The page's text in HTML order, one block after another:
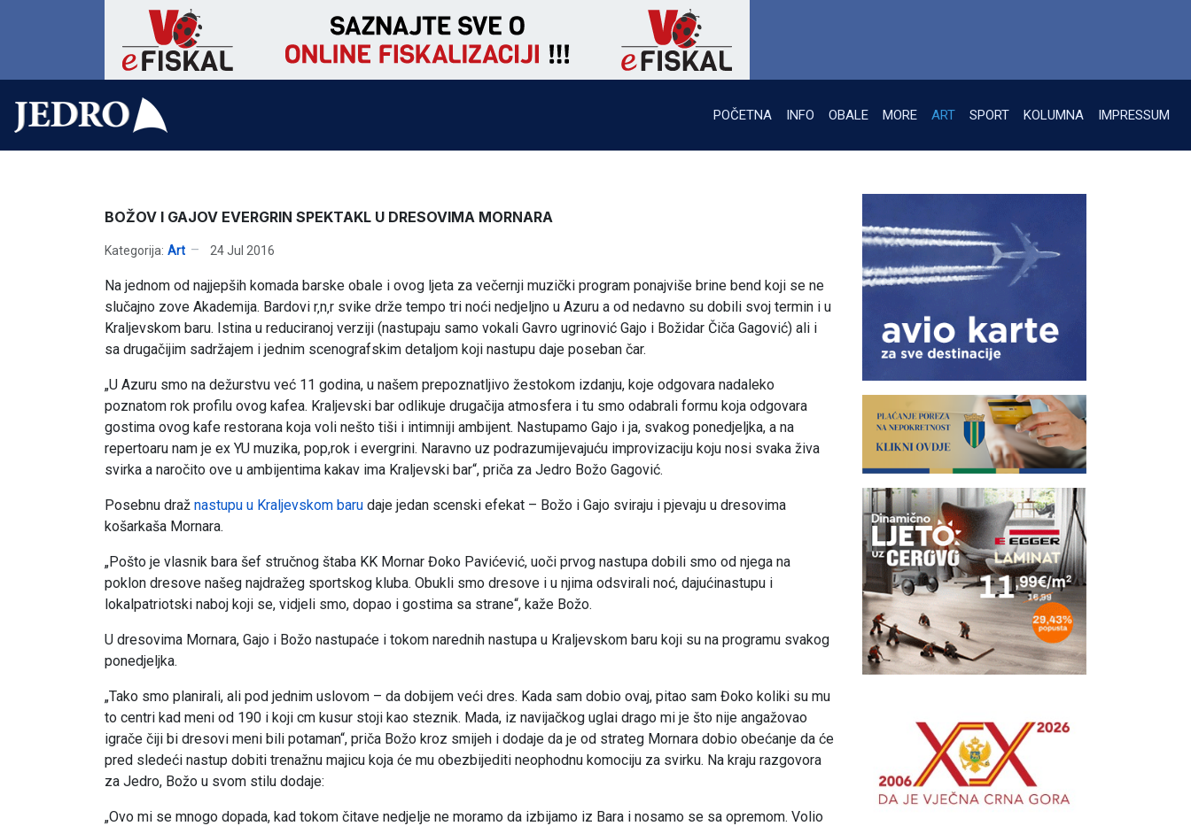
POČETNA INFO OBALE MORE ART SPORT KOLUMNA IMPRESSUM
BOŽOV I GAJOV EVERGRIN SPEKTAKL U DRESOVIMA MORNARA
Kategorija: Art 24 Jul 2016
Na jednom od najjepših komada barske obale i ovog ljeta za večernji muzički program ponajviše brine bend koji se ne
slučajno zove Akademija. Bardovi r‚n‚r svike drže tempo tri noći nedjeljno u Azuru a od nedavno su dobili svoj termin i u
Kraljevskom baru. Istina u reduciranoj verziji (nastupaju samo vokali Gavro ugrinović Gajo i Božidar Čiča Gagović) ali i
sa drugačijim sadržajem i jednim scenografskim detaljom koji nastupu daje poseban čar.
„U Azuru smo na dežurstvu već 11 godina, u našem prepoznatljivo žestokom izdanju, koje odgovara nadaleko
poznatom rok profilu ovog kafea. Kraljevski bar odlikuje drugačija atmosfera i tu smo odabrali formu koja odgovara
gostima ovog kafe restorana koja voli nešto tiši i intimniji ambijent. Nastupamo Gajo i ja, svakog ponedjeljka, a na
repertoaru nam je ex YU muzika, pop,rok i evergrini. Naravno uz podrazumijevajuću improvizaciju koju nosi svaka živa
svirka a naročito ove u ambijentima kakav ima Kraljevski bar“, priča za Jedro Božo Gagović.
Posebnu draž nastupu u Kraljevskom baru daje jedan scenski efekat – Božo i Gajo sviraju i pjevaju u dresovima
košarkaša Mornara.
„Pošto je vlasnik bara šef stručnog štaba KK Mornar Đoko Pavićević, uoči prvog nastupa dobili smo od njega na
poklon dresove našeg najdražeg sportskog kluba. Obukli smo dresove i u njima odsvirali noć, dajućinastupu i
lokalpatriotski naboj koji se, vidjeli smo, dopao i gostima sa strane“, kaže Božo.
U dresovima Mornara, Gajo i Božo nastupaće i tokom narednih nastupa u Kraljevskom baru koji su na programu svakog
ponedjeljka.
„Tako smo planirali, ali pod jednim uslovom – da dobijem veći dres. Kada sam dobio ovaj, pitao sam Đoko koliki su mu
to centri kad meni od 190 i koji cm kusur stoji kao steznik. Mada, iz navijačkog uglai drago mi je što nije angažovao
igrače čiji bi dresovi meni bili potaman“, priča Božo kroz smijeh i dodaje da je od strateg Mornara dobio obećanje da će
pred sledeći nastup dobiti trenažnu majicu koja će mu obezbijediti neophodnu komociju za svirku. Na kraju razgovora
za Jedro, Božo u svom stilu dodaje:
„Ovo mi se mnogo dopada, kad tokom čitave nedjelje ne moramo da izbijamo iz Bara i nosamo se sa opremom. Volio